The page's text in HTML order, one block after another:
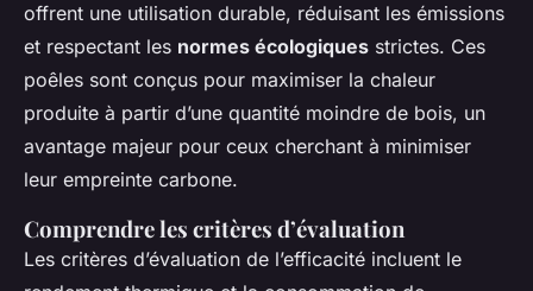
offrent une utilisation durable, réduisant les émissions
et respectant les normes écologiques strictes. Ces
poêles sont conçus pour maximiser la chaleur
produite à partir d’une quantité moindre de bois, un
avantage majeur pour ceux cherchant à minimiser
leur empreinte carbone.
Comprendre les critères d’évaluation
Les critères d’évaluation de l’efficacité incluent le